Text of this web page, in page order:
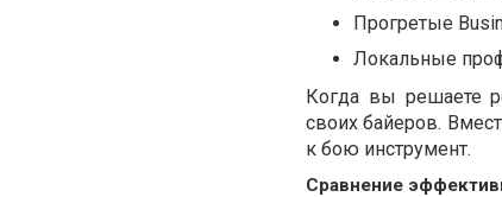
Прогретые
Локальные
Когда вы решаете
своих байеров.
к бою инструмент.
Сравнение